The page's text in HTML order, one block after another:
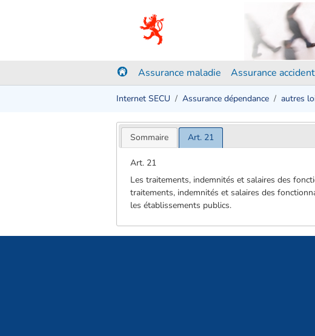
Assurance maladie Assurance accident
Internet SECU Assurance dépendance autres
Sommaire Art. 21
Art. 21
Les traitements, indemnités et salaires des
traitements, indemnités et salaires des
les établissements publics.